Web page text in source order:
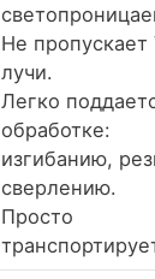
Не
лучи.
Легко
обработке:
изгибанию,
сверлению.
Просто